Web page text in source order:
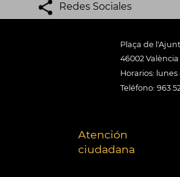
Redes Sociales
Plaça de
46002 València
Horarios: lunes
Teléfono: 963
Atención
ciudadana